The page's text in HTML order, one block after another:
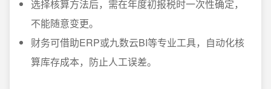
选择核算方法后，需在年度初报税时一次性确定，
不能随意变更。
财务可借助ERP或九数云BI等专业工具，自动化核
算库存成本，防止人工误差。